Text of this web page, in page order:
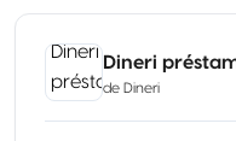
Dineri
de Dineri